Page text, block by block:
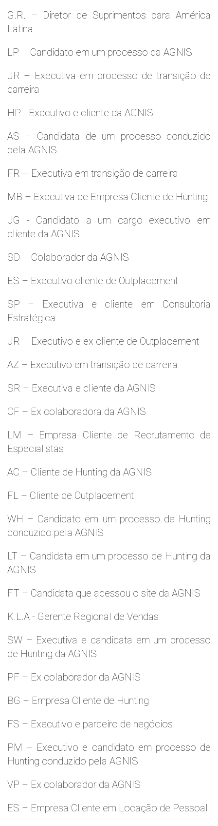
G.R. – Diretor de Suprimentos para América
Latina
LP – Candidato em um processo da AGNIS
JR – Executiva em processo de transição de
carreira
HP - Executivo e cliente da AGNIS
AS – Candidata de um processo conduzido
pela AGNIS
FR – Executiva em transição de carreira
MB – Executiva de Empresa Cliente de Hunting
JG - Candidato a um cargo executivo em
cliente da AGNIS
SD – Colaborador da AGNIS
ES – Executivo cliente de Outplacement
SP – Executiva e cliente em Consultoria
Estratégica
JR – Executivo e ex cliente de Outplacement
AZ – Executivo em transição de carreira
SR – Executiva e cliente da AGNIS
CF – Ex colaboradora da AGNIS
LM – Empresa Cliente de Recrutamento de
Especialistas
AC – Cliente de Hunting da AGNIS
FL – Cliente de Outplacement
WH – Candidato em um processo de Hunting
conduzido pela AGNIS
LT – Candidata em um processo de Hunting da
AGNIS
FT – Candidata que acessou o site da AGNIS
K.L.A - Gerente Regional de Vendas
SW – Executiva e candidata em um processo
de Hunting da AGNIS.
PF – Ex colaborador da AGNIS
BG – Empresa Cliente de Hunting
FS – Executivo e parceiro de negócios.
PM – Executivo e candidato em processo de
Hunting conduzido pela AGNIS
VP – Ex colaborador da AGNIS
ES – Empresa Cliente em Locação de Pessoal